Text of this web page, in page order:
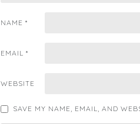
NAME *
EMAIL *
WEBSITE
SAVE MY NAME, EMAIL, AND